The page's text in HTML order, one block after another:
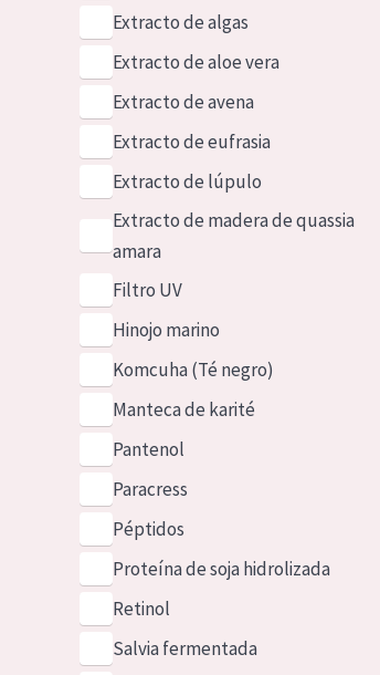
Extracto de algas
Extracto de aloe vera
Extracto de avena
Extracto de eufrasia
Extracto de lúpulo
Extracto de madera de quassia
amara
Filtro UV
Hinojo marino
Komcuha (Té negro)
Manteca de karité
Pantenol
Paracress
Péptidos
Proteína de soja hidrolizada
Retinol
Salvia fermentada